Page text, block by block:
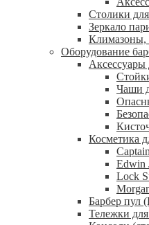
Столики
Зеркало
Климазоны,
Оборудование
Аксессуары
Чаши
Косметика
Edwin
Lock
Барбер пул
Тележки